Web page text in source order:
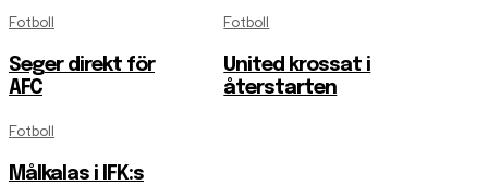
Fotboll
Seger direkt för
AFC
Fotboll
United krossat i
återstarten
Fotboll
Målkalas i IFK:s